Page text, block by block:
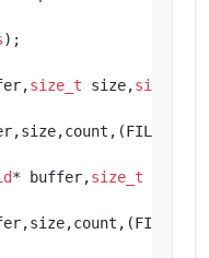
);
size_t size,size_t
* buffer,size_t